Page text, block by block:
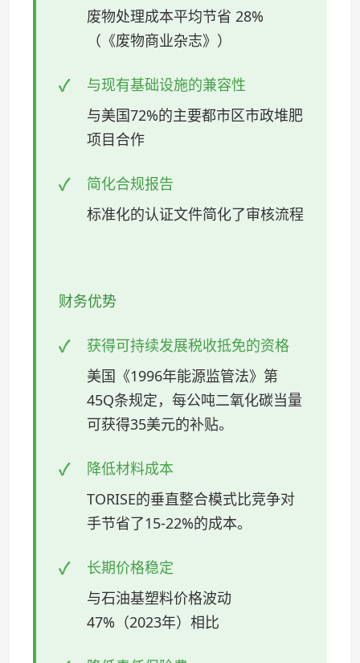
废物处理成本平均节省 28%
（《废物商业杂志》）
与现有基础设施的兼容性
与美国72%的主要都市区市政堆肥
项目合作
简化合规报告
标准化的认证文件简化了审核流程
财务优势
获得可持续发展税收抵免的资格
美国《1996年能源监管法》第
45Q条规定，每公吨二氧化碳当量
可获得35美元的补贴。
降低材料成本
TORISE的垂直整合模式比竞争对
手节省了15-22%的成本。
长期价格稳定
与石油基塑料价格波动
47%（2023年）相比